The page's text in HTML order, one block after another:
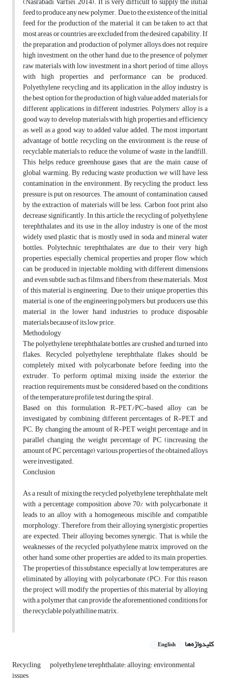
feed to produce any new polymer. Due to the existence of the initial
feed for the production of the material, it can be taken to act that
most areas or countries are excluded from the desired capability. If
the preparation and production of polymer alloys does not require
high investment, on the other hand, due to the presence of polymer
raw materials with low investment in a short period of time, alloys
with high properties and performance can be produced.
Polyethylene recycling and its application in the alloy industry is
the best option for the production of high value added materials for
different applications in different industries. Polymers' alloy is a
good way to develop materials with high properties and efficiency
as well as a good way to added value added. The most important
advantage of bottle recycling on the environment is the reuse of
recyclable materials to reduce the volume of waste in the landfill.
This helps reduce greenhouse gases that are the main cause of
global warming. By reducing waste production, we will have less
contamination in the environment. By recycling the product, less
pressure is put on resources. The amount of contamination caused
by the extraction of materials will be less. Carbon foot print also
decrease significantly. In this article, the recycling of polyethylene
terephthalates and its use in the alloy industry is one of the most
widely used plastic that is mostly used in soda and mineral water
bottles. Polytechnic terephthalates are due to their very high
properties, especially chemical properties and proper flow, which
can be produced in injectable molding with different dimensions
and even subtle such as films and fibers from these materials. Most
of this material is engineering. Due to their unique properties, this
material is one of the engineering polymers, but producers use this
material in the lower hand industries to produce disposable
materials because of its low price.
Methodology
The polyethylene terephthalate bottles are crushed and turned into
flakes. Recycled polyethylene terephthalate flakes should be
completely mixed with polycarbonate before feeding into the
extruder. To perform optimal mixing inside the exterior, the
reaction requirements must be considered based on the conditions
of the temperature profile test during the spiral.
Based on this formulation, R-PET/PC-based alloy can be
investigated by combining different percentages of R-PET and
PC. By changing the amount of R-PET weight percentage and in
parallel changing the weight percentage of PC (increasing the
amount of PC percentage), various properties of the obtained alloys
were investigated.
Conclusion
As a result of mixing the recycled polyethylene terephthalate melt
with a percentage composition above 70% with polycarbonate, it
leads to an alloy with a homogeneous, miscible and compatible
morphology. Therefore, from their alloying, synergistic properties
are expected. Their alloying becomes synergic. That is, while the
weaknesses of the recycled polyathylene matrix improved, on the
other hand, some other properties are added to its main properties.
The properties of this substance, especially at low temperatures, are
eliminated by alloying with polycarbonate (PC). For this reason,
the project will modify the properties of this material by alloying
with a polymer that can provide the aforementioned conditions for
the recyclable polyathiline matrix.
کلیدواژه‌ها English
Recycling polyethylene terephthalate؛ alloying؛ environmental
issues